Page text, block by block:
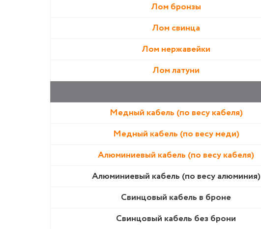
Лом бронзы
Лом свинца
Лом нержавейки
Лом латуни
Медный кабель (по весу кабеля)
Медный кабель (по весу меди)
Алюминиевый кабель (по весу кабеля)
Алюминиевый кабель (по весу алюминия)
Свинцовый кабель в броне
Свинцовый кабель без брони